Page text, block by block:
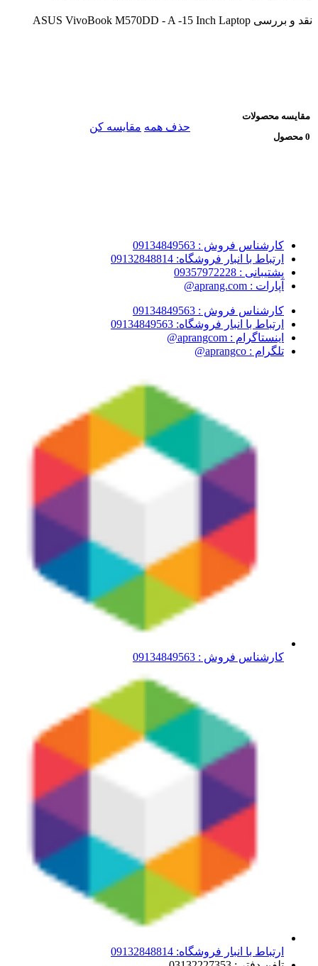
نقد و بررسی
مقایسه محصولات
0 محصول
حذف همه مقایسه کن
کارشناس فروش : 09134849563
ارتباط با انبار فروشگاه: 09132848814
پشتیبانی : 09357972228
آپارات : aprang.com@
کارشناس فروش : 09134849563
ارتباط با انبار فروشگاه: 09134849563
اینستاگرام : aprangcom@
تلگرام : aprangco@
کارشناس فروش : 09134849563
ارتباط با انبار فروشگاه: 09132848814